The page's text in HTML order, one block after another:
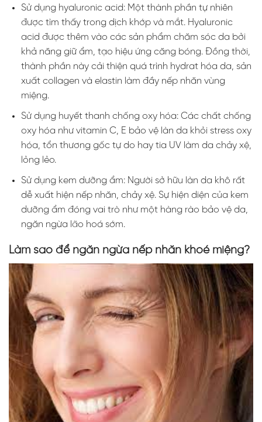
Sử dụng hyaluronic acid: Một thành phần tự nhiên
được tìm thấy trong dịch khớp và mắt. Hyaluronic
acid được thêm vào các sản phẩm chăm sóc da bởi
khả năng giữ ẩm, tạo hiệu ứng căng bóng. Đồng thời,
thành phần này cải thiện quá trình hydrat hóa da, sản
xuất collagen và elastin làm đầy nếp nhăn vùng
miệng.
Sử dụng huyết thanh chống oxy hóa: Các chất chống
oxy hóa như vitamin C, E bảo vệ làn da khỏi stress oxy
hóa, tổn thương gốc tự do hay tia UV làm da chảy xệ,
lỏng lẻo.
Sử dụng kem dưỡng ẩm: Người sở hữu làn da khô rất
dễ xuất hiện nếp nhăn, chảy xệ. Sự hiện diện của kem
dưỡng ẩm đóng vai trò như một hàng rào bảo vệ da,
ngăn ngừa lão hoá sớm.
Làm sao để ngăn ngừa nếp nhăn khoé miệng?